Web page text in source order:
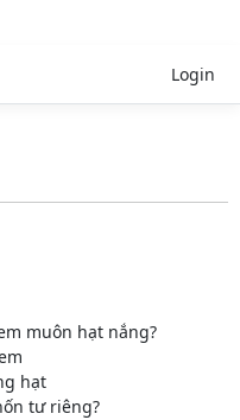
Login
muôn hạt nắng?
hạt
tư riêng?